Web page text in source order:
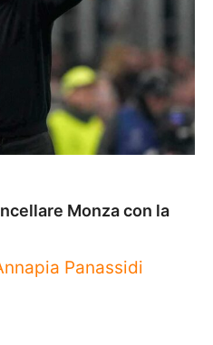
Monza con la
Panassidi